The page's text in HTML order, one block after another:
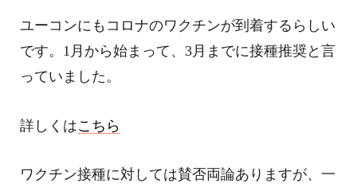
ユーコンにもコロナのワクチンが到着するらしい
です。1月から始まって、3月までに接種推奨と言
っていました。
詳しくはこちら
ワクチン接種に対しては賛否両論ありますが、一